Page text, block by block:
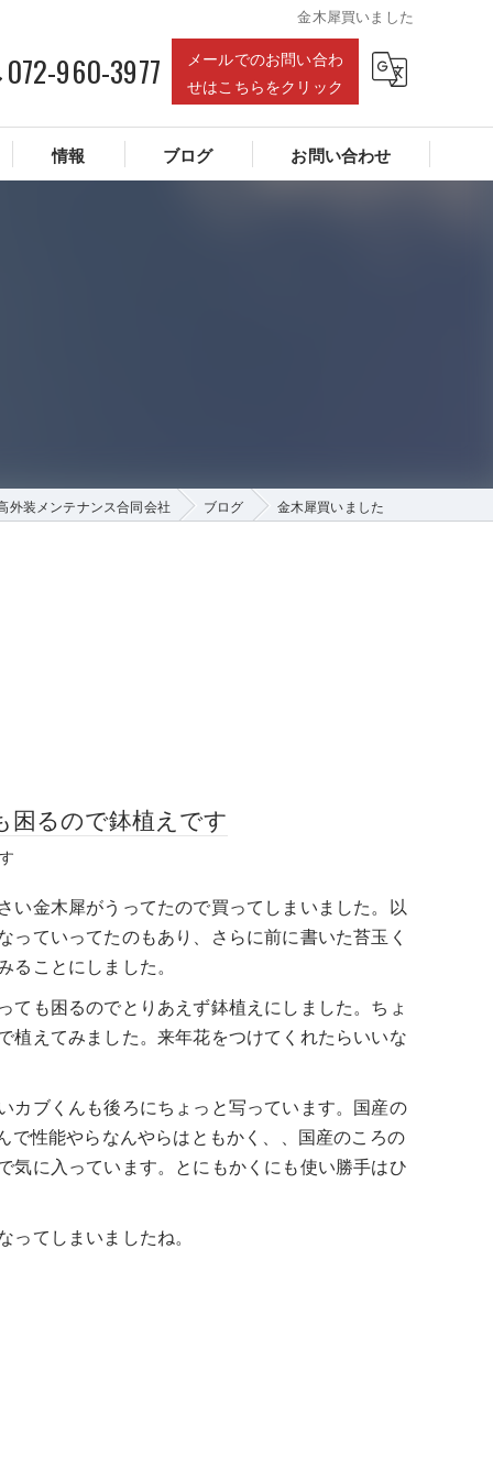
金木犀買いました
072-960-3977
メールでのお問い合わ
せはこちらをクリック
情報 ブログ お問い合わせ
外装メンテナンス合同会社 ブログ 金木犀買いました
困るので鉢植えです
い金木犀がうってたので買ってしまいました。以
っていってたのもあり、さらに前に書いた苔玉く
ることにしました。
ても困るのでとりあえず鉢植えにしました。ちょ
植えてみました。来年花をつけてくれたらいいな
カブくんも後ろにちょっと写っています。国産の
で性能やらなんやらはともかく、、国産のころの
気に入っています。とにもかくにも使い勝手はひ
てしまいましたね。